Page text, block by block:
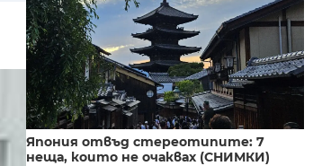
Япония отвъд стереотипите: 7
неща, които не очаквах (СНИМКИ)